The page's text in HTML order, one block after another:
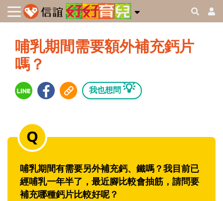
哺乳期間需要額外補充鈣片
嗎？
我也想問 💡
哺乳期間有需要另外補充鈣、鐵嗎？我目前已
經哺乳一年半了，最近腳比較會抽筋，請問要
補充哪種鈣片比較好呢？